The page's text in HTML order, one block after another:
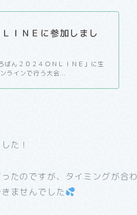
ＩＮＥに参加しまし
ばん２０２４ＯＮＬＩＮＥ」に生
ラインで行う大会...
た！
たのですが、タイミングが合わ
ませんでした